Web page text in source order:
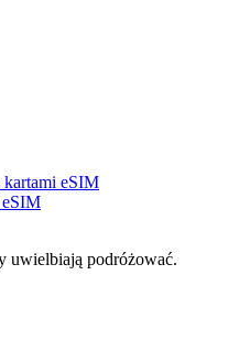
kartami eSIM
uwielbiają podróżować.